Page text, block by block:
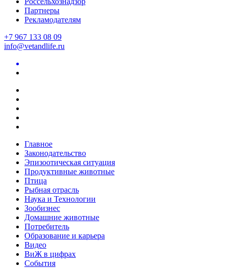
Партнеры
Рекламодателям
+7 967 133 08 09
info@vetandlife.ru
Главное
Законодательство
Эпизоотическая ситуация
Продуктивные животные
Птица
Рыбная отрасль
Наука и Технологии
Зообизнес
Домашние животные
Потребитель
Образование и карьера
Видео
ВиЖ в цифрах
События